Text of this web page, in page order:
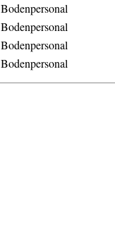
Bodenpersonal
Bodenpersonal
Bodenpersonal
Bodenpersonal